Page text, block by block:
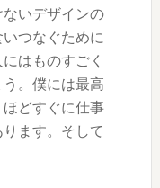
いデザインの
つなぐために
はものすごく
。僕には最高
どすぐに仕事
ます。そして